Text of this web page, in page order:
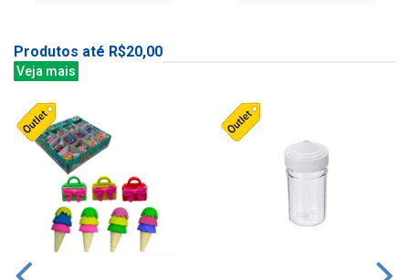
Produtos até R$20,00
Veja mais